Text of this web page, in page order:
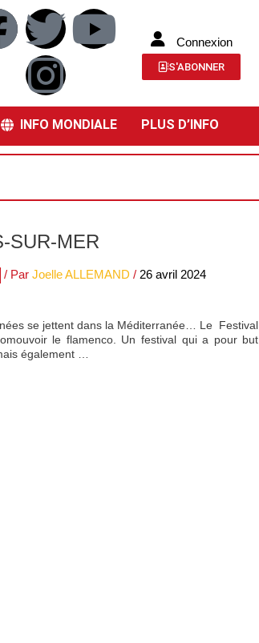
Connexion
S'ABONNER
INFO MONDIALE PLUS D’INFO
SUR-MER
/ Par Joelle ALLEMAND / 26 avril 2024
se jettent dans la Méditerranée… Le Festival
le flamenco. Un festival qui a pour but
également …